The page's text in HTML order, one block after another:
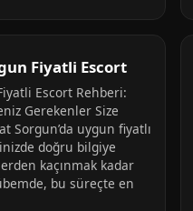
Fiyatli Escort
Escort Rehberi:
Gerekenler Size
Sorgun’da uygun fiyatlı
doğru bilgiye
kaçınmak kadar
bu süreçte en